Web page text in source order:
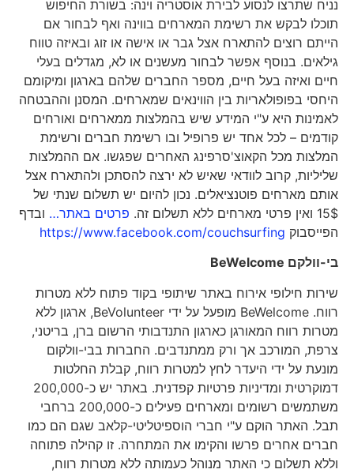
נניח שתרצו לנסוע לבירת אוסטריה וינה: בשורת החיפוש
תוכלו לבקש את רשימת המארחים בווינה ואף לבחור אם
הייתם רוצים להתארח אצל גבר או אישה או זוג ובאיזה טווח
גילאים. בנוסף אפשר לבחור מעשנים או לא, מגדלים בעלי
חיים ואיזה בעל חיים, מספר החברים שלהם בארגון ומיקומם
היחסי בפופולאריות בין הווינאים שמארחים. המסנן וההבטחה
לאמינות היא ע"י המידע שיש בהמלצות ממארחים ואורחים
קודמים – לכל אחד יש פרופיל ובו רשימת חברים ורשימת
המלצות מכל הקאוצ'סרפינג האחרים שפגשו. אם ההמלצות
שליליות, קרוב לוודאי שאיש לא ירצה להסתכן ולהתארח אצל
אותם מארחים פוטנציאלים. נכון להיום יש תשלום שנתי של
15$ ואין פרטי מארחים ללא תשלום זה.
פרטים באתר…ובדף
הפייסבוקhttps://www.facebook.com/couchsurfing
בי-וולקםBeWelcome
שירות חילופי אירוח באתר שיתופי בקוד פתוח ללא מטרות
רווח. BeWelcome מופעל על ידי BeVolunteer, ארגון ללא
מטרות רווח המאורגן כארגון התנדבותי הרשום ברן, בריטני,
צרפת, המורכב אך ורק ממתנדבים. החברות בבי-וולקום
מונעת על ידי היעדר לחץ למטרות רווח, קבלת החלטות
דמוקרטית ומדיניות פרטיות קפדנית. באתר יש כ-200,000
משתמשים רשומים ומארחים פעילים כ-200,000 ברחבי
תבל. האתר הוקם ע"י חברי הוספיטליטי-קלאב שגם הם כמו
חברים אחרים פרשו והקימו את המתחרה. זו קהילה פתוחה
וללא תשלום כי האתר מנוהל כעמותה ללא מטרות רווח,